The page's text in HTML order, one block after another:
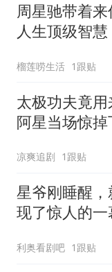
周星驰带着
人生顶级智慧
榴莲唠生活 1跟贴
太极功夫竟用
阿星当场惊掉
凉爽追剧 1跟贴
星爷刚睡醒
现了惊人的一
利奥看剧吧 1跟贴